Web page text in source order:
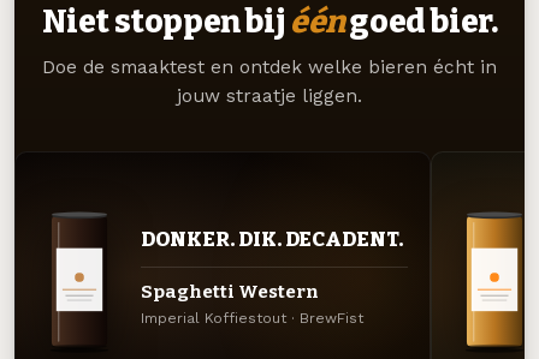
Niet stoppen bij ééngoed bier.
Doe de smaaktest en ontdek welke bieren écht in
jouw straatje liggen.
DONKER. DIK. DECADENT.
Spaghetti Western
Imperial Koffiestout · BrewFist